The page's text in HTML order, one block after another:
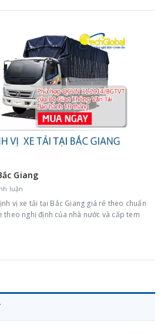
Giang
luận
vị xe tải tại Bắc Giang giá rẻ theo chuẩn
theo nghị định của nhà nước và cấp tem